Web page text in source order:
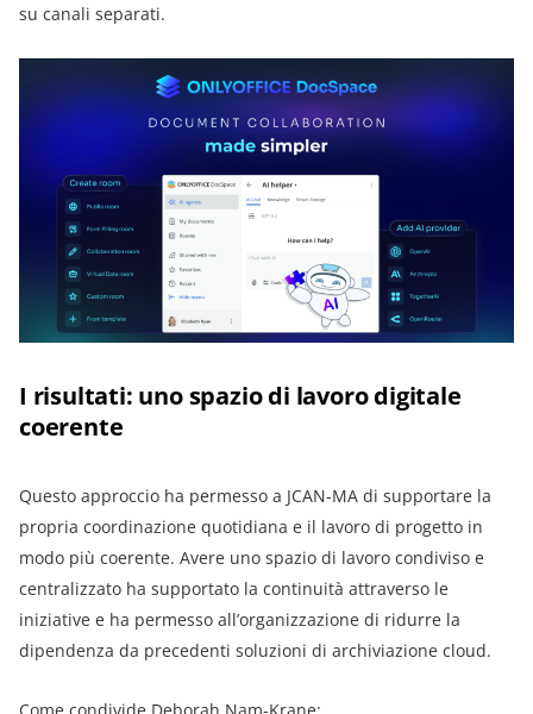
su canali separati.
I risultati: uno spazio di lavoro digitale
coerente
Questo approccio ha permesso a JCAN-MA di supportare la
propria coordinazione quotidiana e il lavoro di progetto in
modo più coerente. Avere uno spazio di lavoro condiviso e
centralizzato ha supportato la continuità attraverso le
iniziative e ha permesso all’organizzazione di ridurre la
dipendenza da precedenti soluzioni di archiviazione cloud.